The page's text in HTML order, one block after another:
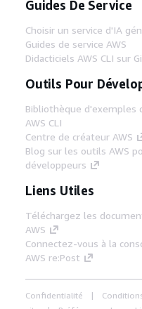
Guides De Service
Choisir un service d'IA
Guides de service AWS
Didacticiels AWS CLI sur
Outils Pour
Bibliothèque d'exemples
AWS CLI
Centre de créateur AWS
Blog sur les outils AWS
développeurs
Liens Utiles
Téléchargez les
AWS
Connectez-vous à la
AWS re:Post
Confidentialité